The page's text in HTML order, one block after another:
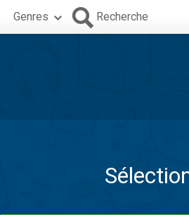
Genres Recherche